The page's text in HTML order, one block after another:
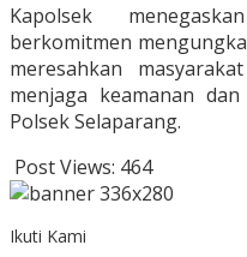
Kapolsek
berkomitmen
meresahkan
menjaga keamanan
Polsek Selaparang.
Post Views: 464
Ikuti Kami